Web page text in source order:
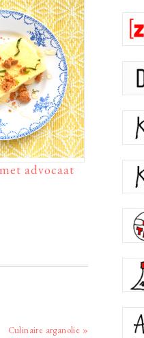
advocaat
Volgend
Culinaire arganolie »